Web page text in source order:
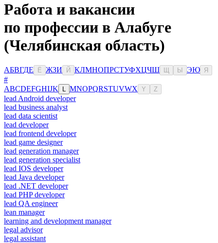
Работа и вакансии
по профессии в Алабуге
(Челябинская область)
АБВГДЕ Ё ЖЗИ Й КЛМНОПРСТУФХЦЧШ Ы ЭЮ Я
#
ABCDEFGHIJK MNOPQRSTUVWX Y Z
lead Android developer
lead business analyst
lead data scientist
lead developer
lead frontend developer
lead game designer
lead generation manager
lead generation specialist
lead IOS developer
lead Java developer
lead .NET developer
lead PHP developer
lead QA engineer
lean manager
learning and development manager
legal advisor
legal assistant